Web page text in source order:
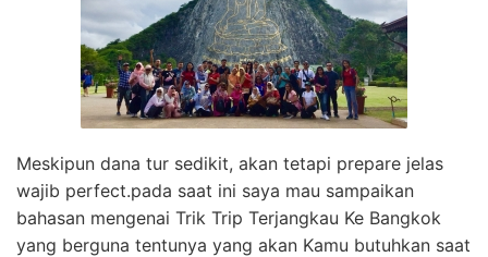
Meskipun dana tur sedikit, akan tetapi prepare jelas
wajib perfect.pada saat ini saya mau sampaikan
bahasan mengenai Trik Trip Terjangkau Ke Bangkok
yang berguna tentunya yang akan Kamu butuhkan saat